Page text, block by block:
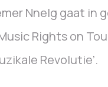
Nnelg gaat in
Rights on
Revolutie’.